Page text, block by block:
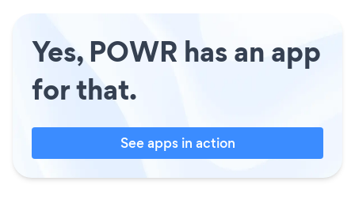
Yes, POWR has an app
for that.
See apps in action